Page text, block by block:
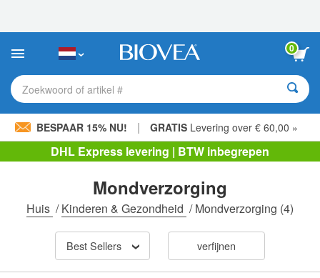
Deze
bevat
toegankelijkheidssysteem.
0
Zoekwoord of artikel #
BESPAAR 15% NU! | GRATIS Levering over € 60,00 »
DHL Express levering | BTW inbegrepen
Mondverzorging
Huis /Kinderen & Gezondheid /Mondverzorging (4)
Best Sellers verfijnen